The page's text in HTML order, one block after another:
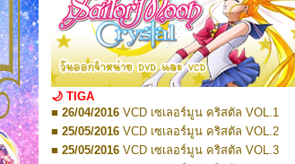
■ 09/2018Pretty Guardian Sailor Moon Short
Stories 2
■ 01/2022Pretty Guardian Sailor Moon Eternal
Edition 1
■ 01/2022Pretty Guardian Sailor Moon Eternal
Edition 2
■ 03/2022Pretty Guardian Sailor Moon Eternal
Edition 3
■ 03/2022Pretty Guardian Sailor Moon Eternal
Edition 4
■ 07/2022Pretty Guardian Sailor Moon Eternal
Edition 5
🌙 TIGA
■ 26/04/2016 VCD เซเลอร์มูน คริสตัล VOL.1
■ 25/05/2016 VCD เซเลอร์มูน คริสตัล VOL.2
■ 25/05/2016 VCD เซเลอร์มูน คริสตัล VOL.3